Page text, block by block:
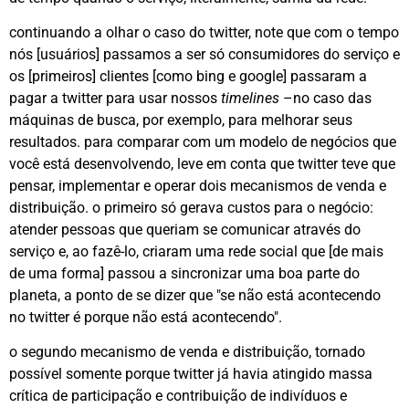
continuando a olhar o caso do twitter, note que com o tempo
nós [usuários] passamos a ser só consumidores do serviço e
os [primeiros] clientes [como bing e google] passaram a
pagar a twitter para usar nossos timelines –no caso das
máquinas de busca, por exemplo, para melhorar seus
resultados. para comparar com um modelo de negócios que
você está desenvolvendo, leve em conta que twitter teve que
pensar, implementar e operar dois mecanismos de venda e
distribuição. o primeiro só gerava custos para o negócio:
atender pessoas que queriam se comunicar através do
serviço e, ao fazê-lo, criaram uma rede social que [de mais
de uma forma] passou a sincronizar uma boa parte do
planeta, a ponto de se dizer que "se não está acontecendo
no twitter é porque não está acontecendo".
o segundo mecanismo de venda e distribuição, tornado
possível somente porque twitter já havia atingido massa
crítica de participação e contribuição de indivíduos e